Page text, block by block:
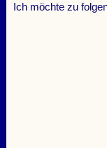
Ich möchte zu